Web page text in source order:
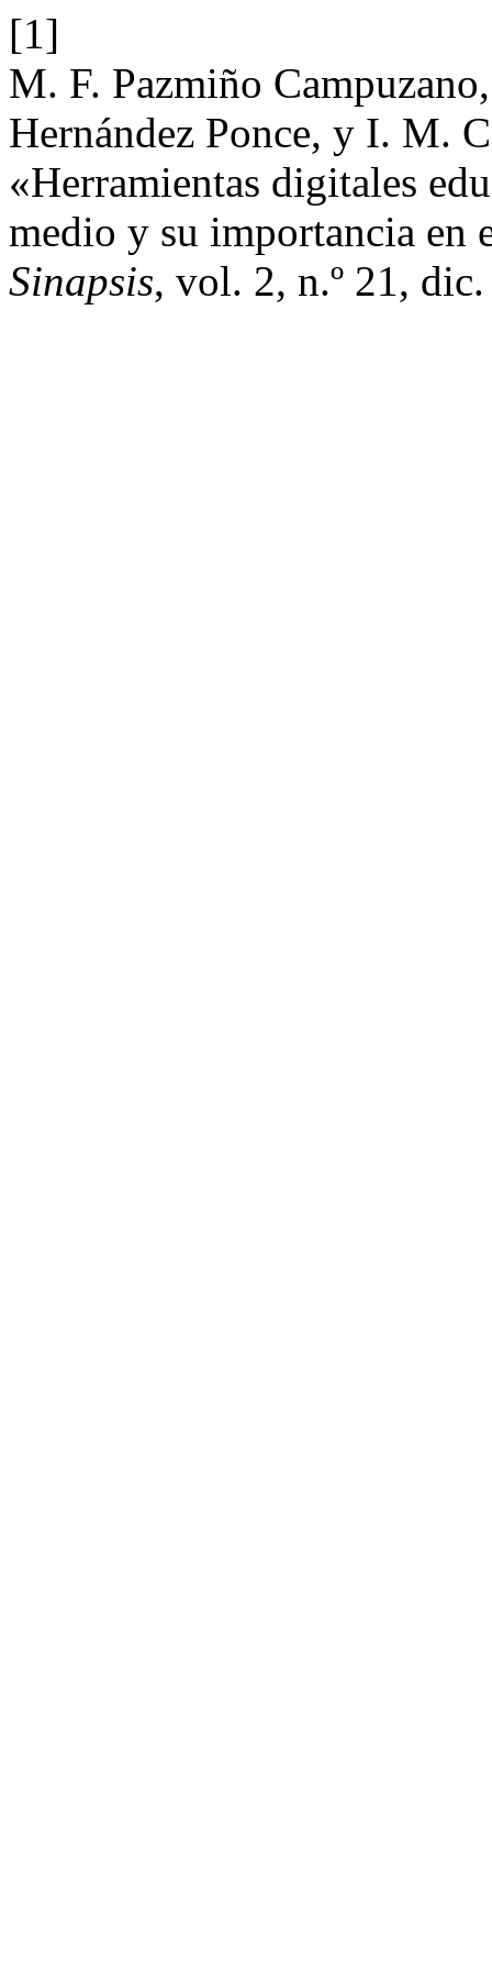
[1]
M. F. Pazmiño
Hernández Ponce, y I. M.
«Herramientas digitales
medio y su importancia en
Sinapsis, vol. 2, n.º 21,